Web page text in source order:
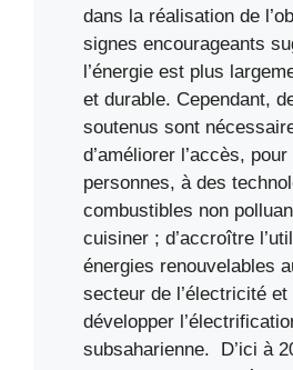
dans la réalisation de
signes encourageants
l’énergie est plus
et durable. Cependant,
soutenus sont
d’améliorer l’accès,
personnes, à des
combustibles non
cuisiner ; d’accroître
énergies renouvelables
secteur de l’électricité et
développer
subsaharienne. D’ici à